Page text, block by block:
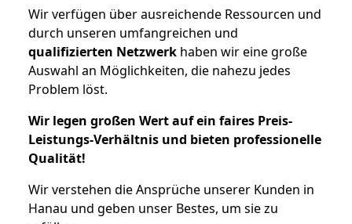
Wir verfügen über ausreichende Ressourcen und
durch unseren umfangreichen und
qualifizierten Netzwerk haben wir eine große
Auswahl an Möglichkeiten, die nahezu jedes
Problem löst.
Wir legen großen Wert auf ein faires Preis-
Leistungs-Verhältnis und bieten professionelle
Qualität!
Wir verstehen die Ansprüche unserer Kunden in
Hanau und geben unser Bestes, um sie zu